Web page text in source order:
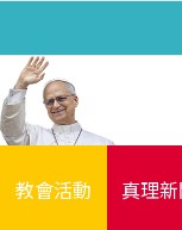
教會活動 真理